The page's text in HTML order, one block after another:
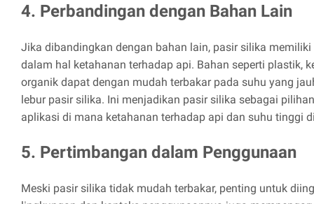
4. Perbandingan dengan Bahan Lain
Jika dibandingkan dengan bahan lain, pasir silika
dalam hal ketahanan terhadap api. Bahan seperti plastik,
organik dapat dengan mudah terbakar pada suhu yang
lebur pasir silika. Ini menjadikan pasir silika sebagai
aplikasi di mana ketahanan terhadap api dan suhu tinggi
5. Pertimbangan dalam Penggunaan
Meski pasir silika tidak mudah terbakar, penting untuk